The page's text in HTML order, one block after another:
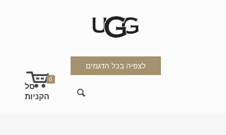
לצפיה בכל הדגמים
0